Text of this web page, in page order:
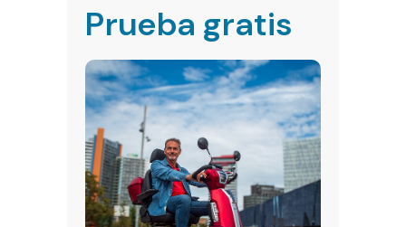
Prueba gratis